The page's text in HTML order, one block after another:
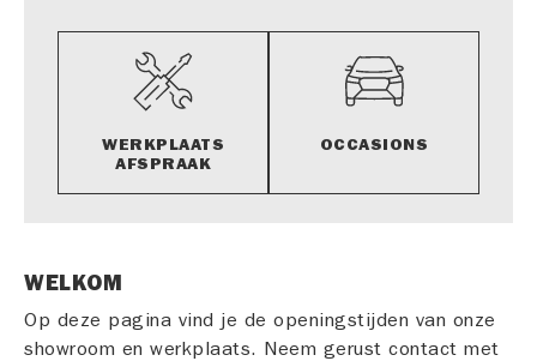
WERKPLAATS​
AFSPRAAK
OCCASIONS
WELKOM
Op deze pagina vind je de openingstijden van onze
showroom en werkplaats. Neem gerust contact met